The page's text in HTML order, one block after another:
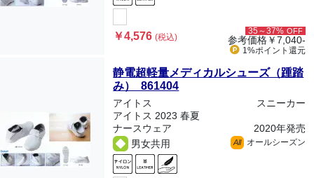
￥4,576(税込)
35～37% OFF
参考価格￥7,040-
1%ポイント 還元
静電超軽量メディカルシューズ（踵踏
み） 861404
アイトス
スニーカー
アイトス 2023 春夏
ナースウェア
2020年発売
男女共用
All オールシーズン